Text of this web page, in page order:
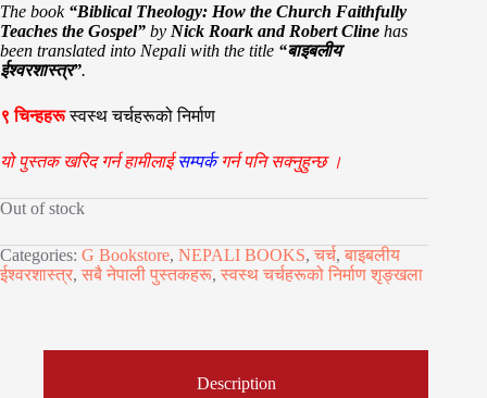
The book “Biblical Theology: How the Church Faithfully
Teaches the Gospel” by Nick Roark and Robert Cline has
been translated into Nepali with the title “बाइबलीय
ईश्वरशास्त्र”.
९ चिन्हहरू स्वस्थ चर्चहरूको निर्माण
यो पुस्तक खरिद गर्न हामीलाईसम्पर्कगर्न पनिसक्नुहुन्छ ।
Out of stock
Categories: G Bookstore, NEPALI BOOKS, चर्च, बाइबलीय
ईश्वरशास्त्र, सबै नेपाली पुस्तकहरू, स्वस्थ चर्चहरूको निर्माण शृङ्खला
Description